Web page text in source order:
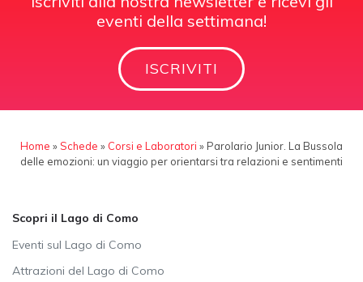
eventi della settimana!
ISCRIVITI
Home »Schede » Corsi e Laboratori » Parolario Junior. La Bussola
delle emozioni: un viaggio per orientarsi tra relazioni e sentimenti
Scopri il Lago di Como
Eventi sul Lago di Como
Attrazioni del Lago di Como